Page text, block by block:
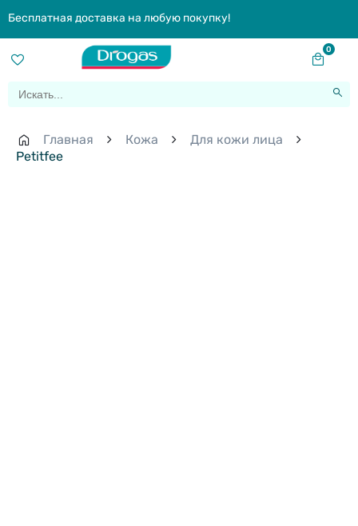
Бесплатная доставка на любую покупку!
0
Главная Кожа
Для кожи лица
Petitfee